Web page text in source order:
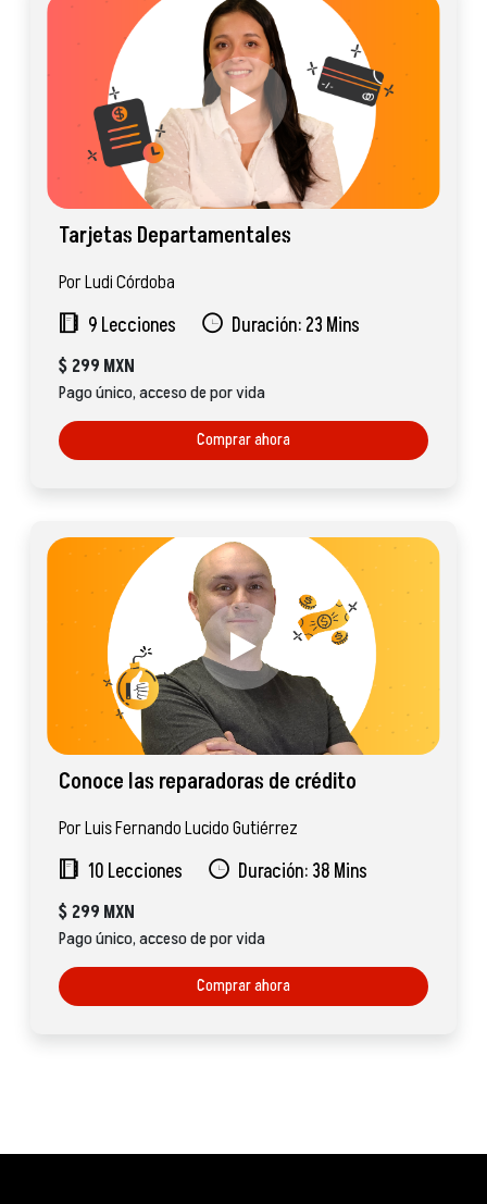
Tarjetas Departamentales
Por Ludi Córdoba
9 Lecciones
Duración: 23 Mins
$299 MXN
Pago único, acceso de por vida
Comprar ahora
Conoce las reparadoras de crédito
Por Luis Fernando Lucido Gutiérrez
10 Lecciones
Duración: 38 Mins
$299 MXN
Pago único, acceso de por vida
Comprar ahora